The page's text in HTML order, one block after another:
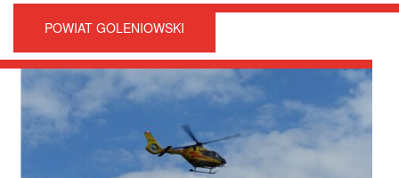
POWIAT GOLENIOWSKI